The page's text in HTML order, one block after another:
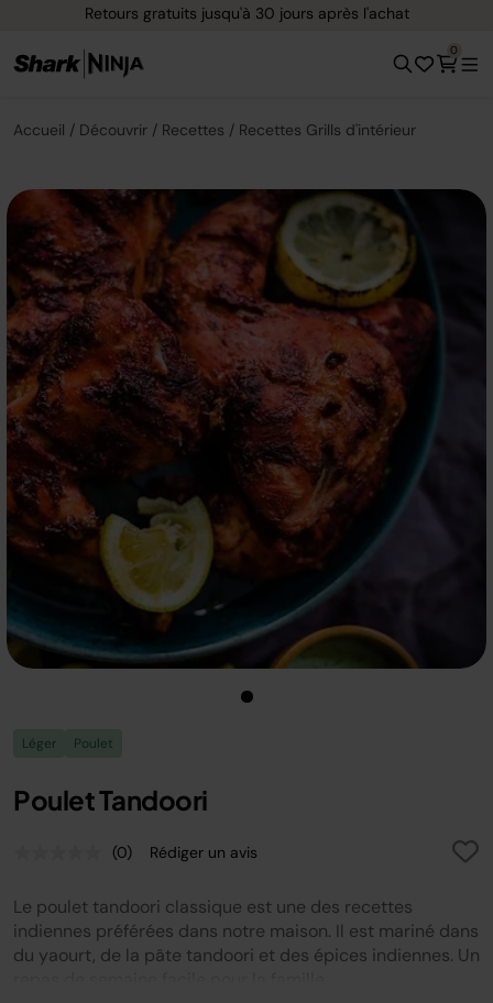
Retours gratuits jusqu'à 30 jours après l'achat
0
Accueil Découvrir Recettes Recettes Grills d'intérieur
Léger Poulet
Poulet Tandoori
Aucune
de
notation.
Lien
sur
la
(0) Rédiger un avis
Le poulet tandoori classique est une des recettes
indiennes préférées dans notre maison. Il est mariné dans
du yaourt, de la pâte tandoori et des épices indiennes. Un